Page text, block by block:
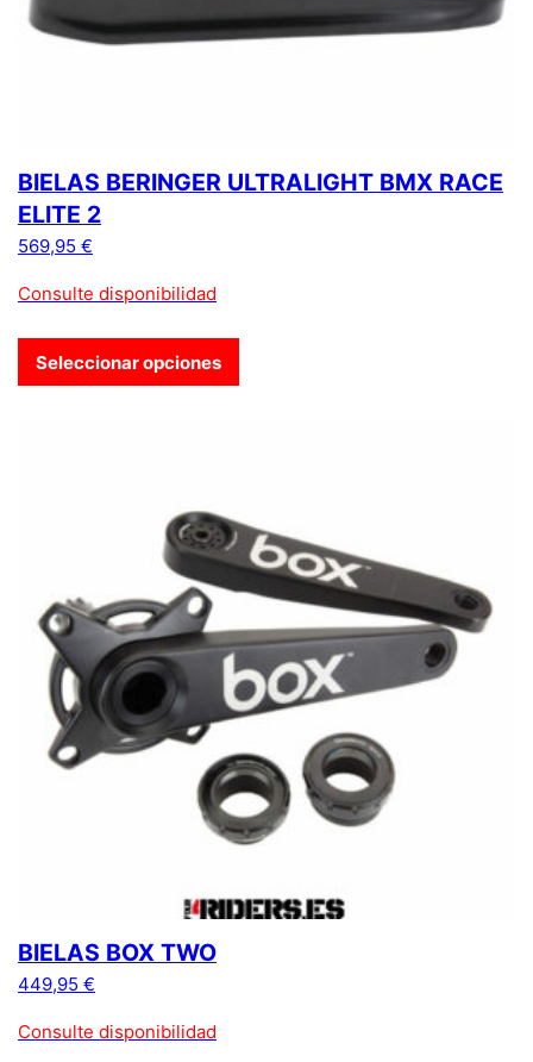
BIELAS BERINGER ULTRALIGHT BMX RACE
ELITE 2
569,95 €
Consulte disponibilidad
Seleccionar opciones
BIELAS BOX TWO
449,95 €
Consulte disponibilidad